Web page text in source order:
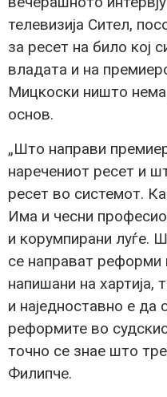
телевизија Сител,
за ресет на било кој
владата и на
Мицкоски ништо нема
основ.
„Што направи
наречениот ресет и
ресет во системот.
Има и чесни
и корумпирани луѓе.
се направат
напишани на хартија,
и наједноставно е да
реформите во
точно се знае што
Филипче.